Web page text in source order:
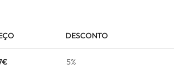
DESCONTO
€ 5%